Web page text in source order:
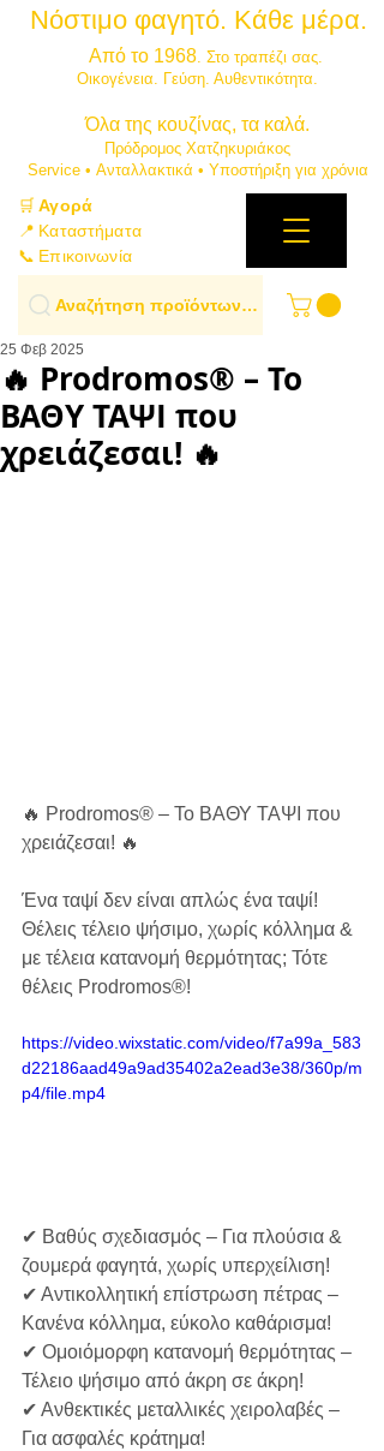
Νόστιμο φαγητό. Κάθε μέρα.
Από το 1968. Στο τραπέζι σας.
​Οικογένεια. Γεύση. Αυθεντικότητα.
​Όλα της κουζίνας, τα καλά.
Πρόδρομος Χατζηκυριάκος
​Service • Ανταλλακτικά • Υποστήριξη για χρόνια
🛒Αγορά
📍 Καταστήματα
📞 Επικοινωνία
Αναζήτηση προϊόντων…
🔥 Prodromos® – Το
ΒΑΘΥ ΤΑΨΙ που
χρειάζεσαι! 🔥
25 Φεβ 2025
🔥 Prodromos® – Το ΒΑΘΥ ΤΑΨΙ που
χρειάζεσαι! 🔥
Ένα ταψί δεν είναι απλώς ένα ταψί!
Θέλεις τέλειο ψήσιμο, χωρίς κόλλημα &
με τέλεια κατανομή θερμότητας; Τότε
θέλεις Prodromos®!
https://video.wixstatic.com/video/f7a99a_583
d22186aad49a9ad35402a2ead3e38/360p/m
p4/file.mp4
✔ Βαθύς σχεδιασμός – Για πλούσια &
ζουμερά φαγητά, χωρίς υπερχείλιση!
✔ Αντικολλητική επίστρωση πέτρας –
Κανένα κόλλημα, εύκολο καθάρισμα!
✔ Ομοιόμορφη κατανομή θερμότητας –
Τέλειο ψήσιμο από άκρη σε άκρη!
✔ Ανθεκτικές μεταλλικές χειρολαβές –
Για ασφαλές κράτημα!